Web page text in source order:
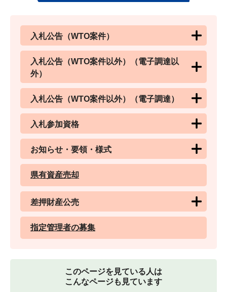
入札公告（WTO案件）
入札公告（WTO案件以外）（電子調達以
外）
入札公告（WTO案件以外）（電子調達）
入札参加資格
お知らせ・要領・様式
県有資産売却
差押財産公売
指定管理者の募集
このページを見ている人は
こんなページも見ています